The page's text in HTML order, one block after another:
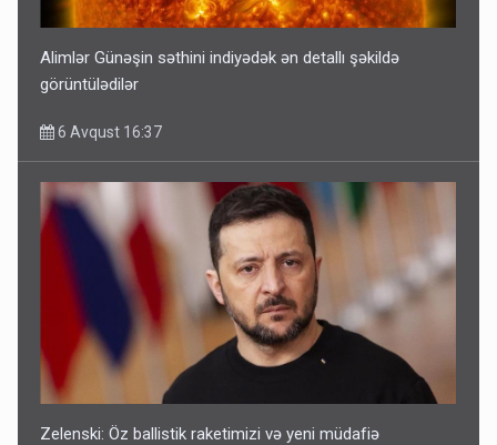
Alimlər Günəşin səthini indiyədək ən detallı şəkildə
görüntülədilər
6 Avqust 16:37
Zelenski: Öz ballistik raketimizi və yeni müdafiə